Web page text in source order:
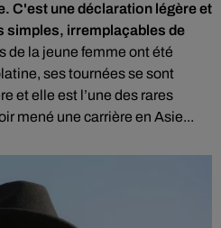
C'est une déclaration légère et
simples, irremplaçables de
de la jeune femme ont été
ses tournées se sont
et elle est l’une des rares
mené une carrière en Asie...